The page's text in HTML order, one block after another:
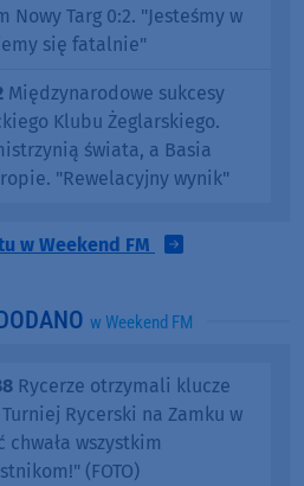
Nowy Targ 0:2. "Jesteśmy w
się fatalnie"
Międzynarodowe sukcesy
Klubu Żeglarskiego.
świata, a Basia
"Rewelacyjny wynik"
w Weekend FM
w Weekend FM
Rycerze otrzymali klucze
Rycerski na Zamku w
wszystkim
(FOTO)